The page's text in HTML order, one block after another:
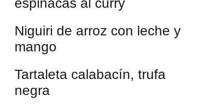
espinacas al curry
Niguiri de arroz con leche y
mango
Tartaleta calabacín, trufa
negra